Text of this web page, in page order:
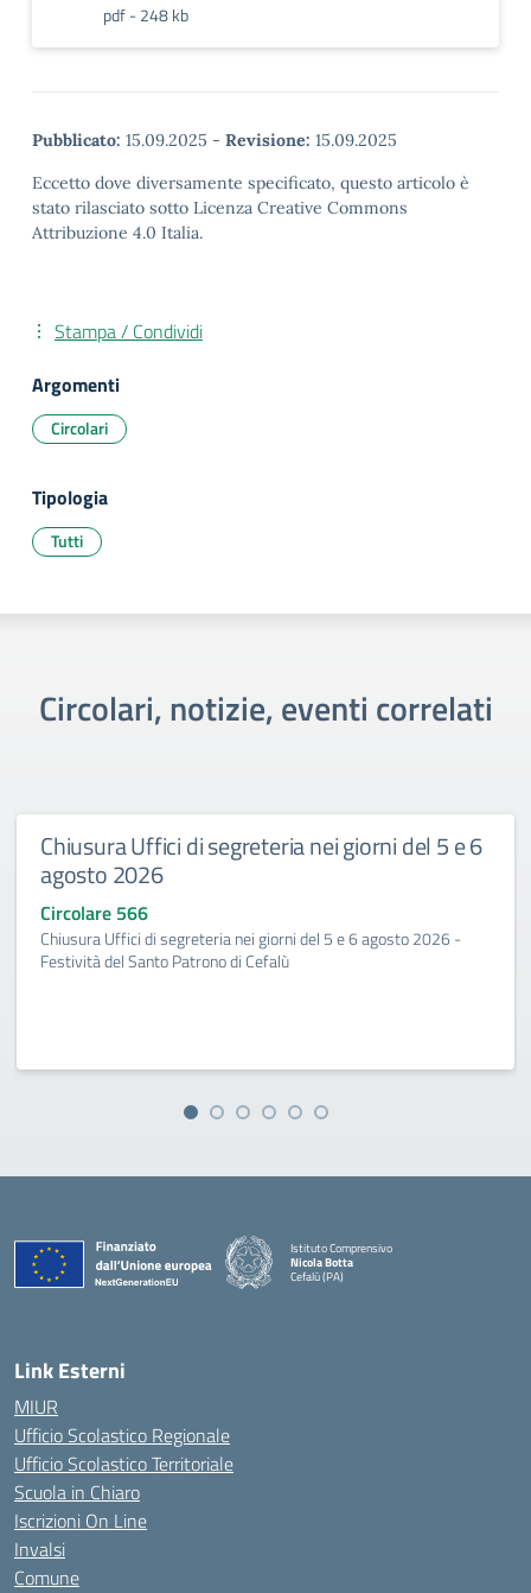
pdf - 248 kb
Pubblicato: 15.09.2025 - Revisione: 15.09.2025
Eccetto dove diversamente specificato, questo articolo è
stato rilasciato sotto Licenza Creative Commons
Attribuzione 4.0 Italia.
Stampa / Condividi
Argomenti
Circolari
Tipologia
Tutti
Circolari, notizie, eventi correlati
Chiusura Uffici di segreteria nei giorni del 5 e 6
agosto 2026
Circolare 566
Chiusura Uffici di segreteria nei giorni del 5 e 6 agosto 2026 -
Festività del Santo Patrono di Cefalù
Istituto Comprensivo
Nicola Botta
Cefalù (PA)
Link Esterni
MIUR
Ufficio Scolastico Regionale
Ufficio Scolastico Territoriale
Scuola in Chiaro
Iscrizioni On Line
Invalsi
Comune